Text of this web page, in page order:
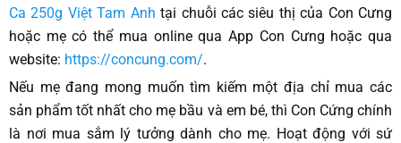
Ca 250g Việt Tam Anh tại chuỗi các siêu thị của Con Cưng
hoặc mẹ có thể mua online qua App Con Cưng hoặc qua
website: https://concung.com/.
Nếu mẹ đang mong muốn tìm kiếm một địa chỉ mua các
sản phẩm tốt nhất cho mẹ bầu và em bé, thì Con Cứng chính
là nơi mua sắm lý tưởng dành cho mẹ. Hoạt động với sứ